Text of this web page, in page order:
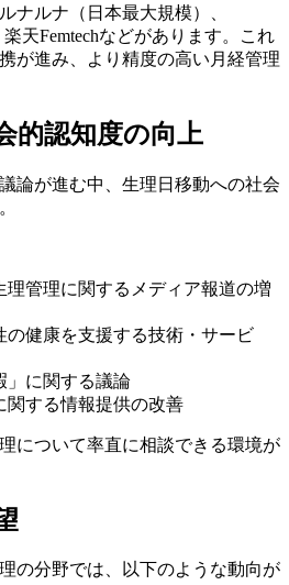
ナルナ（日本最大規模）、
天Femtechなどがあります。これ
が進み、より精度の高い月経管理
的認知度の向上
論が進む中、生理日移動への社会
理管理に関するメディア報道の増
の健康を支援する技術・サービ
」に関する議論
関する情報提供の改善
について率直に相談できる環境が
の分野では、以下のような動向が